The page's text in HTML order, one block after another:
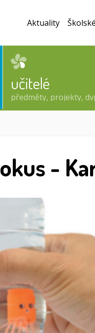
učitelé
předměty, projekty,
Aktuality
-